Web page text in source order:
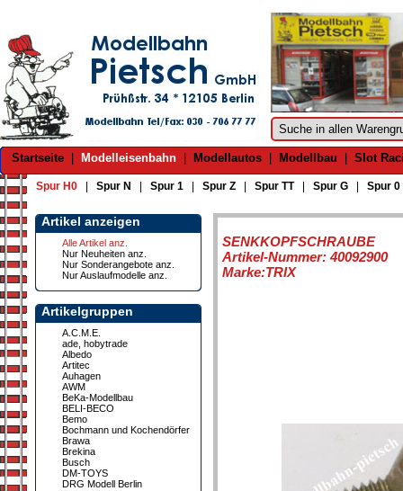
Startseite Modelleisenbahn Modellautos Modellbau Slot
Spur H0 Spur N Spur 1 Spur Z Spur TT| Spur G Spur 0
Artikel anzeigen
Alle Artikel anz.
Nur Neuheiten anz.
Nur Sonderangebote anz.
Nur Auslaufmodelle anz.
Artikelgruppen
A.C.M.E.
ade, hobytrade
Albedo
Artitec
Auhagen
AWM
BeKa-Modellbau
BELI-BECO
Bemo
Bochmann und Kochendörfer
Brawa
Brekina
Busch
DM-TOYS
DRG Modell Berlin
SENKKOPFSCHRAUBE
Artikel-Nummer: 40092900
Marke:TRIX